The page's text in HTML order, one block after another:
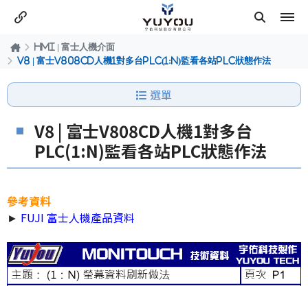
HMI | 富士人機介面
V8 | 富士V808CD人機1對多台PLC(1:N)監看各站PLC狀態作法
選單
V8 | 富士V808CD人機1對多台
PLC(1:N)監看各站PLC狀態作法
參考資料
► FUJI 富士人機產品資料